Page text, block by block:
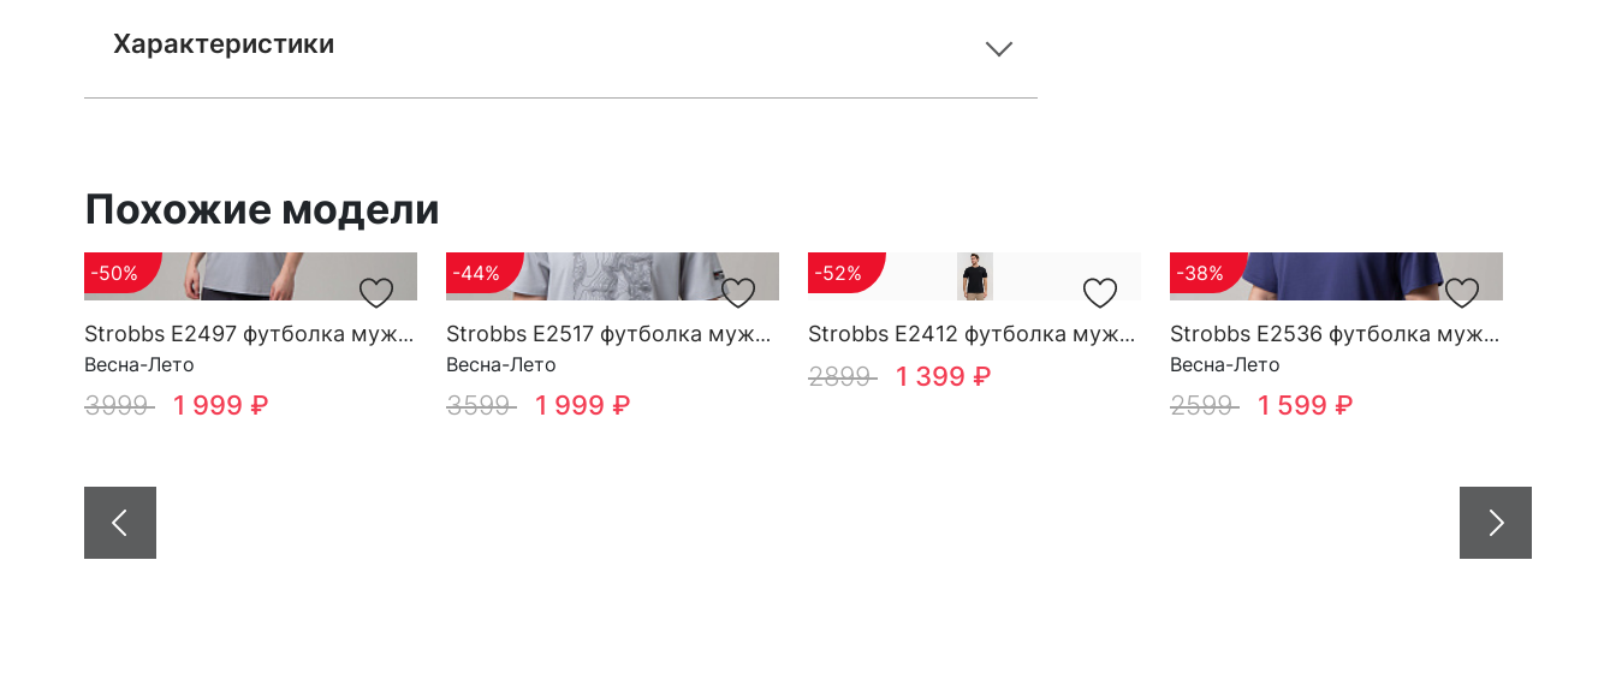
Характеристики
Похожие модели
Strobbs E2497 футболка мужская
Весна-Лето
-50%
3999 1 999 ₽
Strobbs E2517 футболка мужская
Весна-Лето
-44%
3599 1 999 ₽
Strobbs E2412 футболка мужская
-52%
2899 1 399 ₽
Strobbs E2536 футболка мужская
Весна-Лето
-38%
2599 1 599 ₽